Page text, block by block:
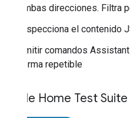
ambas direcciones. Filtra
Inspecciona el contenido
Emitir comandos Assistant
forma repetible
Google Home Test Suite